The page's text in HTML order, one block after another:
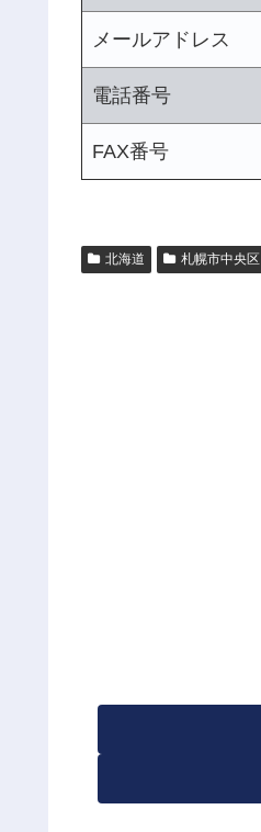
メールアドレス
電話番号
FAX番号
北海道 札幌市中央区